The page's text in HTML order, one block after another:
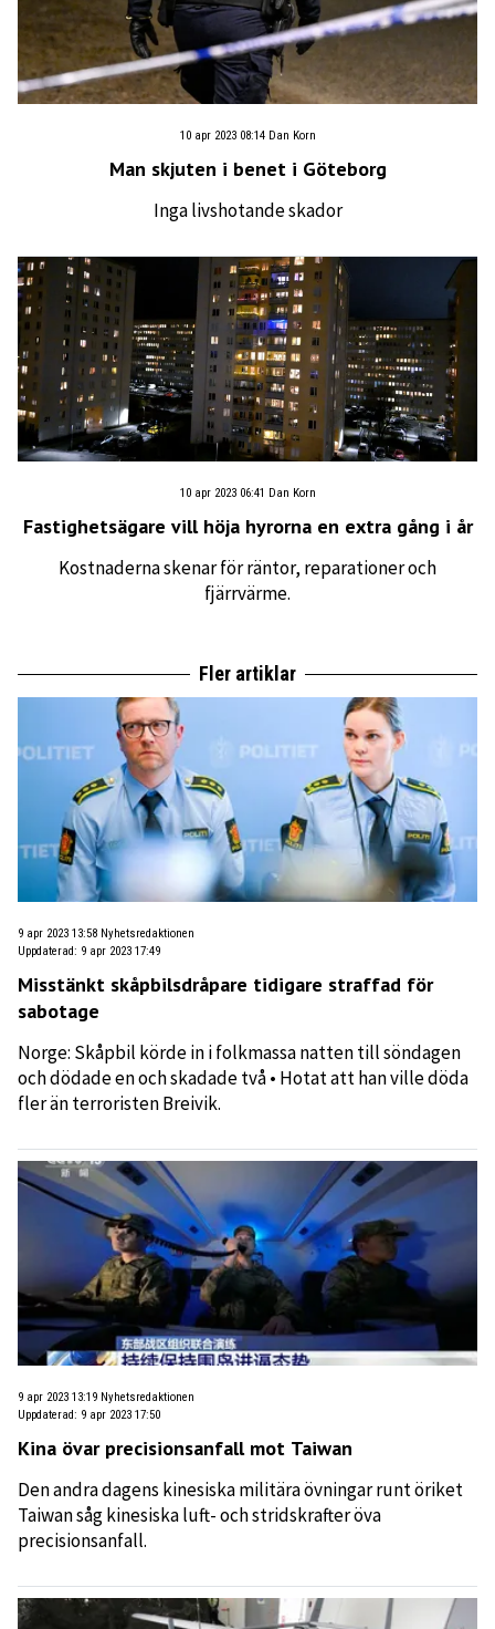
10 apr 2023 08:14 Dan Korn
Man skjuten i benet i Göteborg
Inga livshotande skador
10 apr 2023 06:41 Dan Korn
Fastighetsägare vill höja hyrorna en extra gång i år
Kostnaderna skenar för räntor, reparationer och
fjärrvärme.
Fler artiklar
9 apr 2023 13:58 Nyhetsredaktionen
Uppdaterad: 9 apr 2023 17:49
Misstänkt skåpbilsdråpare tidigare straffad för
sabotage
Norge: Skåpbil körde in i folkmassa natten till söndagen
och dödade en och skadade två • Hotat att han ville döda
fler än terroristen Breivik.
9 apr 2023 13:19 Nyhetsredaktionen
Uppdaterad: 9 apr 2023 17:50
Kina övar precisionsanfall mot Taiwan
Den andra dagens kinesiska militära övningar runt öriket
Taiwan såg kinesiska luft- och stridskrafter öva
precisionsanfall.